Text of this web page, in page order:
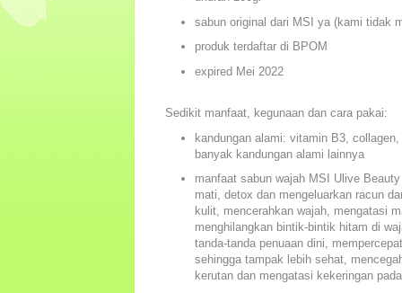
sabun original dari MSI ya (kami tidak
produk terdaftar di BPOM
expired Mei 2022
Sedikit manfaat, kegunaan dan cara pakai:
kandungan alami: vitamin B3,
banyak kandungan alami lainnya
manfaat sabun wajah MSI Ulive
mati, detox dan mengeluarkan racun
kulit, mencerahkan wajah, mengatasi
menghilangkan bintik-bintik hitam di
tanda-tanda penuaan dini,
sehingga tampak lebih sehat,
kerutan dan mengatasi kekeringan